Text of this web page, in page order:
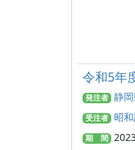
令和5年
発注者 静
受注者 昭
期 間